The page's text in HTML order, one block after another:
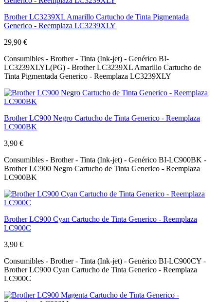
Brother LC3239XL Amarillo Cartucho de Tinta Pigmentada
Generico - Reemplaza LC3239XLY
29,90 €
Consumibles - Brother - Tinta (Ink-jet) - Genérico BI-
LC3239XLYL(PG) - Brother LC3239XL Amarillo Cartucho de
Tinta Pigmentada Generico - Reemplaza LC3239XLY
Brother LC900 Negro Cartucho de Tinta Generico - Reemplaza
LC900BK
3,90 €
Consumibles - Brother - Tinta (Ink-jet) - Genérico BI-LC900BK -
Brother LC900 Negro Cartucho de Tinta Generico - Reemplaza
LC900BK
Brother LC900 Cyan Cartucho de Tinta Generico - Reemplaza
LC900C
3,90 €
Consumibles - Brother - Tinta (Ink-jet) - Genérico BI-LC900CY -
Brother LC900 Cyan Cartucho de Tinta Generico - Reemplaza
LC900C